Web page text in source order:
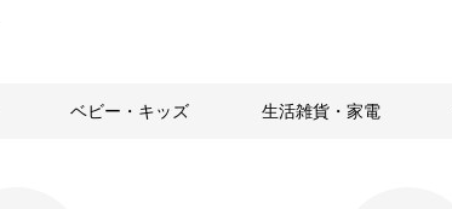
ベビー・キッズ 生活雑貨・家電